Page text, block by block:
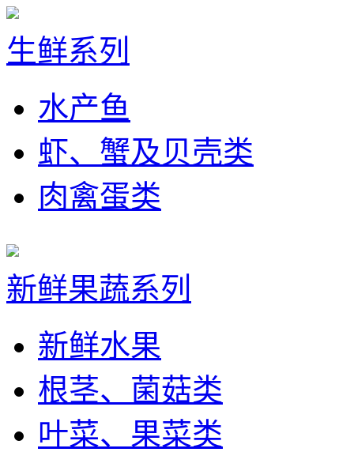
生鲜系列
水产鱼
虾、蟹及贝壳类
肉禽蛋类
新鲜果蔬系列
新鲜水果
根茎、菌菇类
叶菜、果菜类